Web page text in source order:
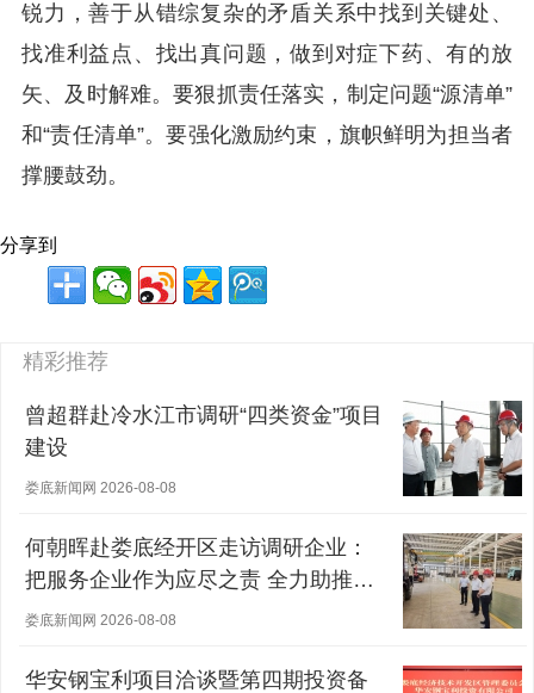
锐力，善于从错综复杂的矛盾关系中找到关键处、
找准利益点、找出真问题，做到对症下药、有的放
矢、及时解难。要狠抓责任落实，制定问题“源清单”
和“责任清单”。要强化激励约束，旗帜鲜明为担当者
撑腰鼓劲。
分享到
精彩推荐
曾超群赴冷水江市调研“四类资金”项目
建设
娄底新闻网 2026-08-08
何朝晖赴娄底经开区走访调研企业：
把服务企业作为应尽之责 全力助推经
营主体稳健发展
娄底新闻网 2026-08-08
华安钢宝利项目洽谈暨第四期投资备